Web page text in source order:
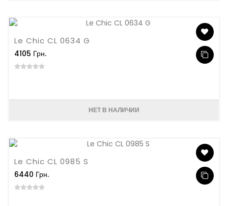
Le Chic CL 0634 G
4105 Грн.
НЕТ В НАЛИЧИИ
Le Chic CL 0985 S
6440 Грн.